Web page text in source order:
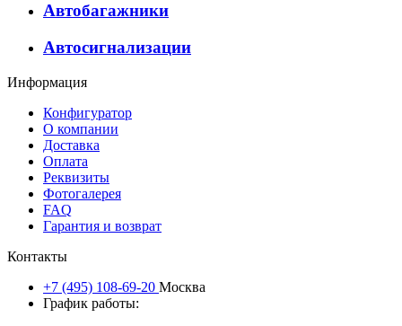
Автобагажники
Автосигнализации
Информация
Конфигуратор
О компании
Доставка
Оплата
Реквизиты
Фотогалерея
FAQ
Гарантия и возврат
Контакты
+7 (495) 108-69-20 Москва
График работы: